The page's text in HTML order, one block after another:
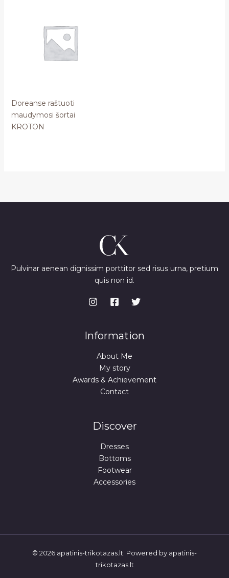
Doreanse raštuoti
maudymosi šortai
KROTON
Pulvinar aenean dignissim porttitor sed risus urna, pretium
quis non id.
Information
About Me
My story
Awards & Achievement
Contact
Discover
Dresses
Bottoms
Footwear
Accessories
© 2026 apatinis-trikotazas.lt. Powered by apatinis-
trikotazas.lt